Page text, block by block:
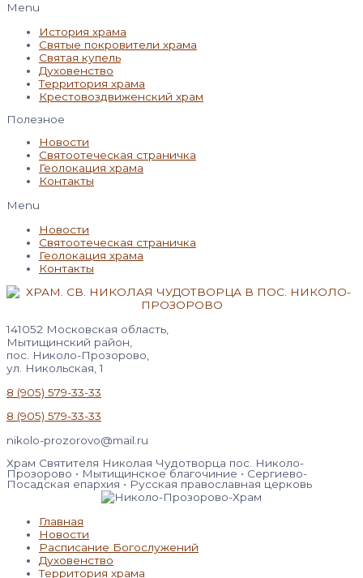
Menu
История храма
Святые покровители храма
Святая купель
Духовенство
Территория храма
Крестовоздвиженский храм
Полезное
Новости
Святоотеческая страничка
Геолокация храма
Контакты
Menu
Новости
Святоотеческая страничка
Геолокация храма
Контакты
141052 Московская область,
Мытищинский район,
пос. Николо-Прозорово,
ул. Никольская, 1
8 (905) 579-33-33
8 (905) 579-33-33
nikolo-prozorovo@mail.ru
Храм Святителя Николая Чудотворца пос. Николо-
Прозорово • Мытищинское благочиние • Сергиево-
Посадская епархия • Русская православная церковь
Главная
Новости
Расписание Богослужений
Духовенство
Территория храма